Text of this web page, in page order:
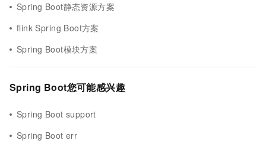
Spring Boot静态资源方案
flink Spring Boot方案
Spring Boot模块方案
Spring Boot您可能感兴趣
Spring Boot support
Spring Boot err